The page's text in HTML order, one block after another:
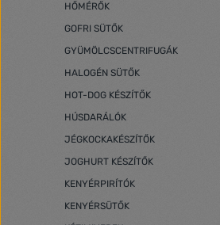
HŐMÉRŐK
GOFRI SÜTŐK
GYÜMÖLCSCENTRIFUGÁK
HALOGÉN SÜTŐK
HOT-DOG KÉSZÍTŐK
HÚSDARÁLÓK
JÉGKOCKAKÉSZÍTŐK
JOGHURT KÉSZÍTŐK
KENYÉRPIRÍTÓK
KENYÉRSÜTŐK